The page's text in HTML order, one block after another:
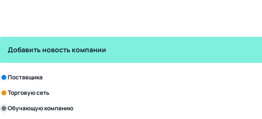
Добавить новость компании
Зарегистрируйте в бизнес-центре:
Поставщика
Торговую сеть
Обучающую компанию